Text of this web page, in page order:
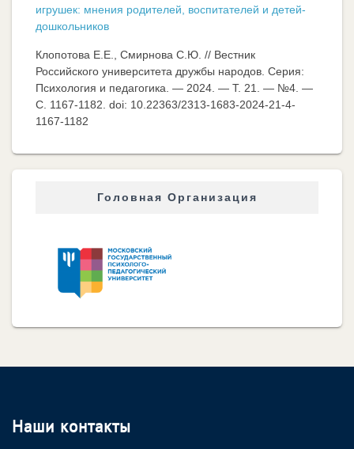
игрушек: мнения родителей, воспитателей и детей-
дошкольников
Клопотова Е.Е., Смирнова С.Ю. // Вестник
Российского университета дружбы народов. Серия:
Психология и педагогика. — 2024. — Т. 21. — №4. —
C. 1167-1182. doi: 10.22363/2313-1683-2024-21-4-
1167-1182
Головная Организация
Наши контакты